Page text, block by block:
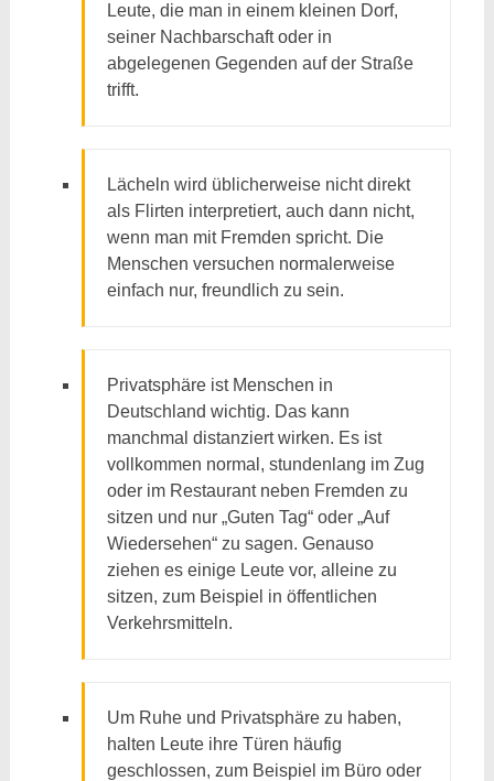
Leute, die man in einem kleinen Dorf,
seiner Nachbarschaft oder in
abgelegenen Gegenden auf der Straße
trifft.
Lächeln wird üblicherweise nicht direkt
als Flirten interpretiert, auch dann nicht,
wenn man mit Fremden spricht. Die
Menschen versuchen normalerweise
einfach nur, freundlich zu sein.
Privatsphäre ist Menschen in
Deutschland wichtig. Das kann
manchmal distanziert wirken. Es ist
vollkommen normal, stundenlang im Zug
oder im Restaurant neben Fremden zu
sitzen und nur „Guten Tag“ oder „Auf
Wiedersehen“ zu sagen. Genauso
ziehen es einige Leute vor, alleine zu
sitzen, zum Beispiel in öffentlichen
Verkehrsmitteln.
Um Ruhe und Privatsphäre zu haben,
halten Leute ihre Türen häufig
geschlossen, zum Beispiel im Büro oder